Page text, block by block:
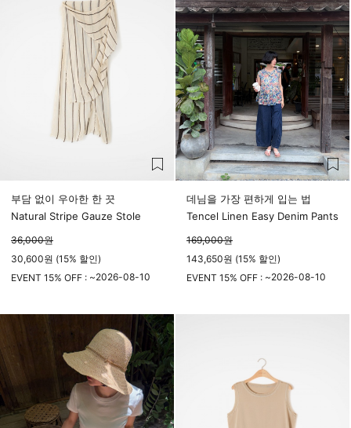
부담 없이 우아한 한 끗
Natural Stripe Gauze Stole
36,000원
30,600원 (15% 할인)
EVENT 15% OFF : ~2026-08-10
데님을 가장 편하게 입는 법
Tencel Linen Easy Denim Pants
169,000원
143,650원 (15% 할인)
EVENT 15% OFF : ~2026-08-10